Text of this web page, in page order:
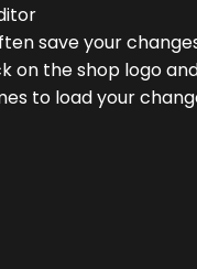
save your
on the shop logo
to load your